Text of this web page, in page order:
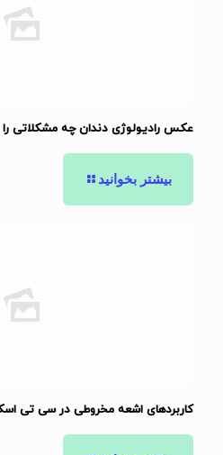
عکس رادیولوژی دندان چه مشکلاتی
بیشتر بخوانید
کاربردهای اشعه مخروطی در سی تی